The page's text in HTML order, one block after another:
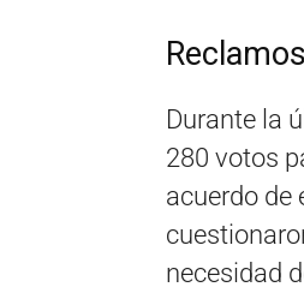
Durante la
280 votos
acuerdo de
necesidad